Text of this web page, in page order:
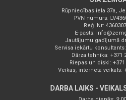
Rūpniecības iela 37a,
PVN numurs:
Reģ. Nr:
E-pasts:
Jautājumu gadījumā
Servisa iekārtu konsultants:
Dārza tehnika: +371
Riepas un diski: +371
Veikas, interneta veikals:
DARBA LAIKS -